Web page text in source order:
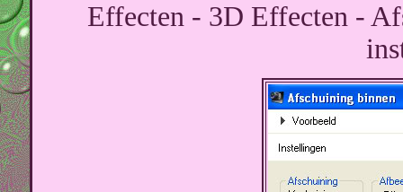
Effecten - 3D Effecten -